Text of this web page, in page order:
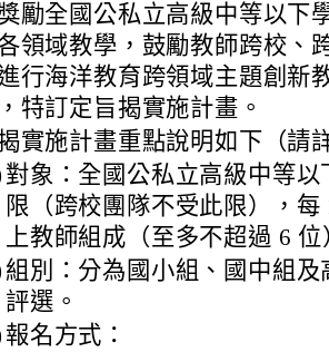
勵全國公私立高級中等以下
領域教學，鼓勵教師跨校、
行海洋教育跨領域主題創新
特訂定旨揭實施計畫。
實施計畫重點說明如下（請
對象：全國公私立高級中等
限（跨校團隊不受此限），
上教師組成（至多不超過 6
組別：分為國小組、國中組
評選。
報名方式：